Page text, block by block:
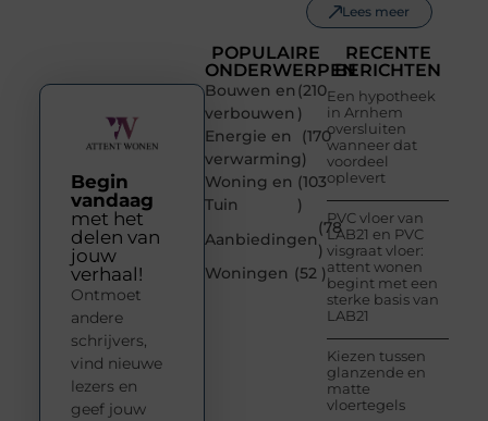
Lees meer
POPULAIRE
ONDERWERPEN
Bouwen en
verbouwen
(210
)
Energie en
verwarming
(170
)
Woning en
Tuin
(103
)
Aanbiedingen
(78
)
Woningen (52 )
RECENTE
BERICHTEN
Een hypotheek
in Arnhem
oversluiten
wanneer dat
voordeel
oplevert
PVC vloer van
LAB21 en PVC
visgraat vloer:
attent wonen
begint met een
sterke basis van
LAB21
Kiezen tussen
glanzende en
matte
vloertegels
Begin
vandaag
met het
delen van
jouw
verhaal!
Ontmoet
andere
schrijvers,
vind nieuwe
lezers en
geef jouw